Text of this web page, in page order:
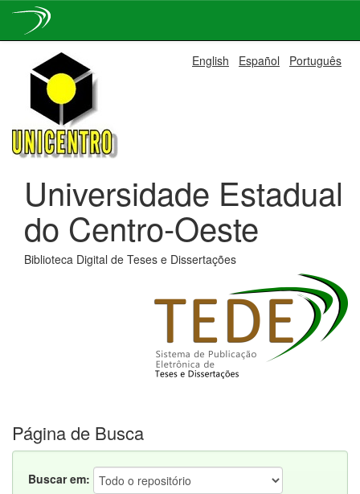
navigation
English Español Português
Universidade Estadual
do Centro-Oeste
Biblioteca Digital de Teses e Dissertações
Página de Busca
Buscar em: